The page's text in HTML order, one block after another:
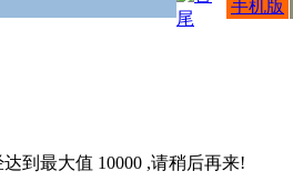
手机版
到最大值 10000 ,请稍后再来!